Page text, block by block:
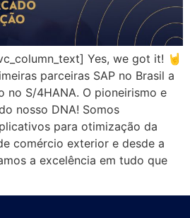
Yes, we got it! 🤘
parceiras SAP no Brasil a
S/4HANA. O pioneirismo e
nosso DNA! Somos
para otimização da
comércio exterior e desde a
a excelência em tudo que